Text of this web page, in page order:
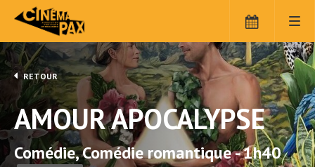
RETOUR
AMOUR APOCALYPSE
Comédie, Comédie romantique - 1h40